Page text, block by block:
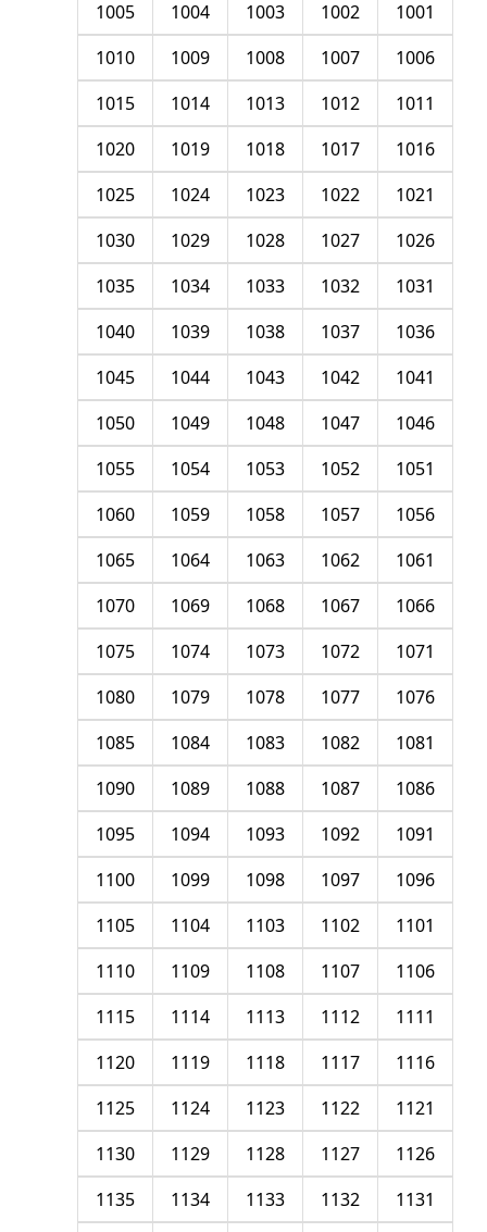
1001
1002
1003
1004
1005
1006
1007
1008
1009
1010
1011
1012
1013
1014
1015
1016
1017
1018
1019
1020
1021
1022
1023
1024
1025
1026
1027
1028
1029
1030
1031
1032
1033
1034
1035
1036
1037
1038
1039
1040
1041
1042
1043
1044
1045
1046
1047
1048
1049
1050
1051
1052
1053
1054
1055
1056
1057
1058
1059
1060
1061
1062
1063
1064
1065
1066
1067
1068
1069
1070
1071
1072
1073
1074
1075
1076
1077
1078
1079
1080
1081
1082
1083
1084
1085
1086
1087
1088
1089
1090
1091
1092
1093
1094
1095
1096
1097
1098
1099
1100
1101
1102
1103
1104
1105
1106
1107
1108
1109
1110
1111
1112
1113
1114
1115
1116
1117
1118
1119
1120
1121
1122
1123
1124
1125
1126
1127
1128
1129
1130
1131
1132
1133
1134
1135